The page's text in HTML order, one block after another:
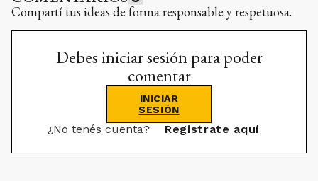
Compartí tus ideas de forma responsable y respetuosa.
Debes iniciar sesión para poder
comentar
INICIAR
SESIÓN
¿No tenés cuenta? Registrate aquí